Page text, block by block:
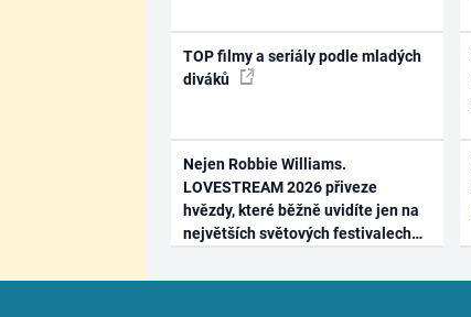
TOP filmy a seriály podle mladých
diváků
Nejen Robbie Williams.
LOVESTREAM 2026 přiveze
hvězdy, které běžně uvidíte jen na
největších světových festivalech